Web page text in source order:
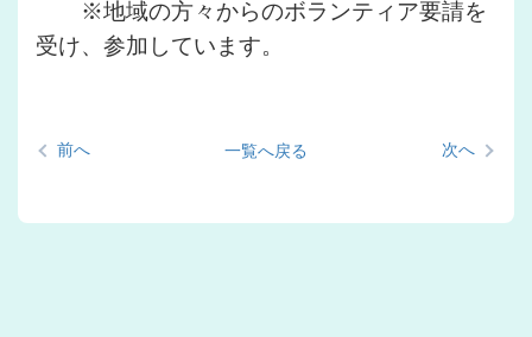
※地域の方々からのボランティア要請を
受け、参加しています。
前へ 一覧へ戻る 次へ